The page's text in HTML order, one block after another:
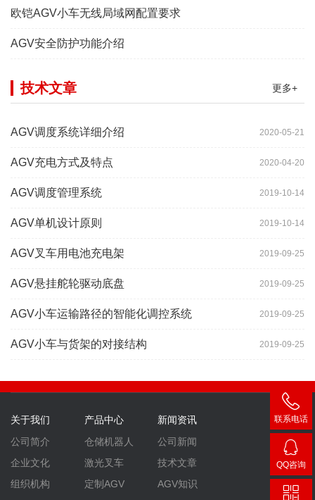
欧铠AGV小车无线局域网配置要求
AGV安全防护功能介绍
更多+
技术文章
2020-05-21
AGV调度系统详细介绍
2020-04-20
AGV充电方式及特点
2019-10-14
AGV调度管理系统
2019-10-14
AGV单机设计原则
2019-09-25
AGV叉车用电池充电架
2019-09-25
AGV悬挂舵轮驱动底盘
2019-09-25
AGV小车运输路径的智能化调控系统
2019-09-25
AGV小车与货架的对接结构
关于我们
公司简介
企业文化
组织机构
产品中心
仓储机器人
激光叉车
定制AGV
新闻资讯
公司新闻
技术文章
AGV知识
联系电话
400-
007-
3860
QQ咨询